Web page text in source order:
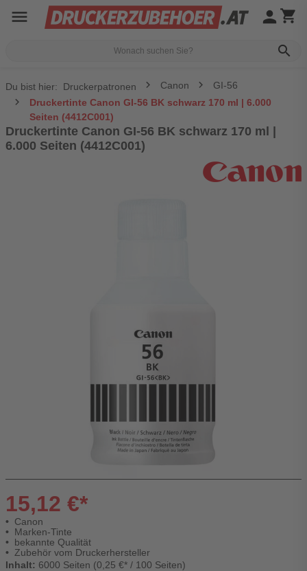
menu
search
person shopping_cart
Du bist hier: Druckerpatronen Canon
GI-56
Druckertinte Canon GI-56 BK schwarz 170 ml | 6.000
Seiten (4412C001)
Druckertinte Canon GI-56 BK schwarz 170 ml |
6.000 Seiten (4412C001)
15,12 €*
Canon
Marken-Tinte
bekannte Qualität
Zubehör vom Druckerhersteller
Inhalt: 6000 Seiten (0,25 €* / 100 Seiten)